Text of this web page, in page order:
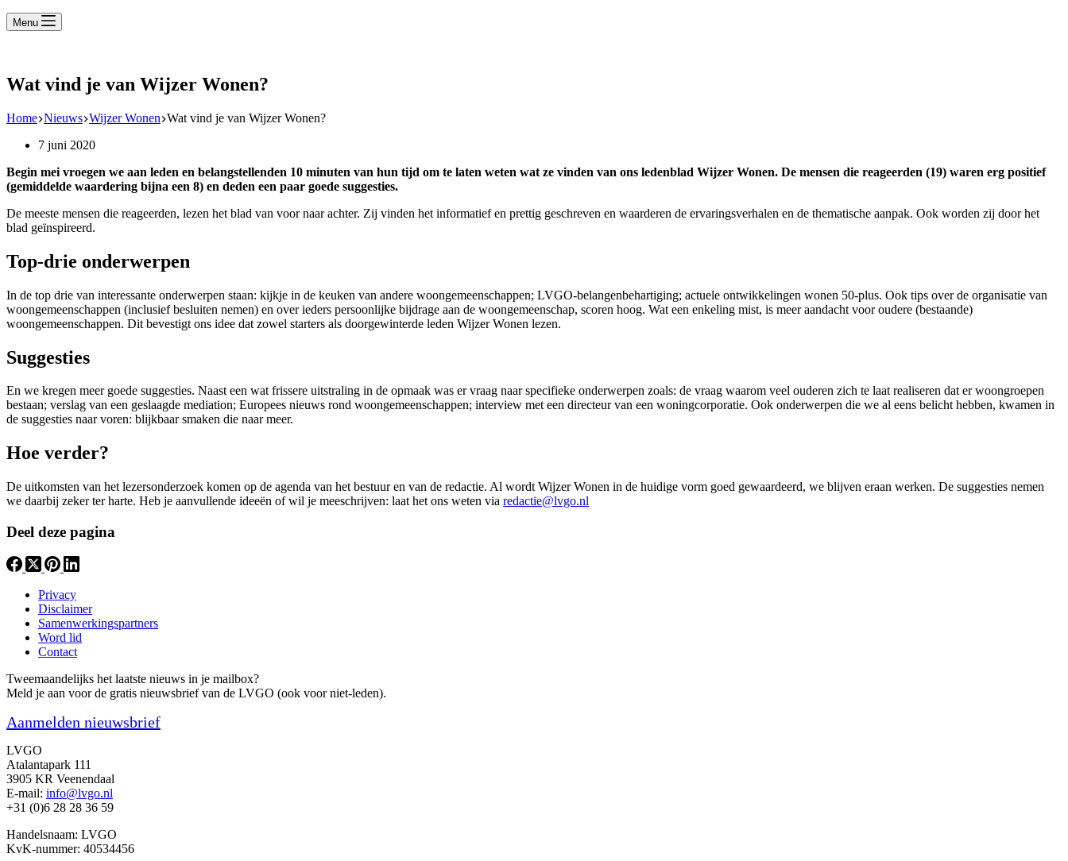
Menu
Wat vind je van Wijzer Wonen?
Home Nieuws Wijzer Wonen Wat vind je van Wijzer Wonen?
7 juni 2020
Begin mei vroegen we aan leden en belangstellenden 10 minuten van hun tijd om te laten weten wat ze vinden van ons ledenblad Wijzer Wonen. De mensen die reageerden (19) waren erg positief
(gemiddelde waardering bijna een 8) en deden een paar goede suggesties.
De meeste mensen die reageerden, lezen het blad van voor naar achter. Zij vinden het informatief en prettig geschreven en waarderen de ervaringsverhalen en de thematische aanpak. Ook worden zij door het
blad geïnspireerd.
Top-drie onderwerpen
In de top drie van interessante onderwerpen staan: kijkje in de keuken van andere woongemeenschappen; LVGO-belangenbehartiging; actuele ontwikkelingen wonen 50-plus. Ook tips over de organisatie van
woongemeenschappen (inclusief besluiten nemen) en over ieders persoonlijke bijdrage aan de woongemeenschap, scoren hoog. Wat een enkeling mist, is meer aandacht voor oudere (bestaande)
woongemeenschappen. Dit bevestigt ons idee dat zowel starters als doorgewinterde leden Wijzer Wonen lezen.
Suggesties
En we kregen meer goede suggesties. Naast een wat frissere uitstraling in de opmaak was er vraag naar specifieke onderwerpen zoals: de vraag waarom veel ouderen zich te laat realiseren dat er woongroepen
bestaan; verslag van een geslaagde mediation; Europees nieuws rond woongemeenschappen; interview met een directeur van een woningcorporatie. Ook onderwerpen die we al eens belicht hebben, kwamen in
de suggesties naar voren: blijkbaar smaken die naar meer.
Hoe verder?
De uitkomsten van het lezersonderzoek komen op de agenda van het bestuur en van de redactie. Al wordt Wijzer Wonen in de huidige vorm goed gewaardeerd, we blijven eraan werken. De suggesties nemen
we daarbij zeker ter harte. Heb je aanvullende ideeën of wil je meeschrijven: laat het ons weten via redactie@lvgo.nl
Deel deze pagina
Privacy
Disclaimer
Samenwerkingspartners
Word lid
Contact
Tweemaandelijks het laatste nieuws in je mailbox?
Meld je aan voor de gratis nieuwsbrief van de LVGO (ook voor niet-leden).
Aanmelden nieuwsbrief
LVGO
Atalantapark 111
3905 KR Veenendaal
E-mail: info@lvgo.nl
+31 (0)6 28 28 36 59
Handelsnaam: LVGO
KvK-nummer: 40534456